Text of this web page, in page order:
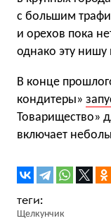
с большим
и орехов пока
однако эту нишу
В конце
кондитеры»
Товарищество»
включает
Щелкунчик